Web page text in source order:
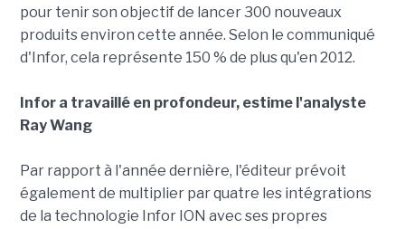
pour tenir son objectif de lancer 300 nouveaux
produits environ cette année. Selon le communiqué
d'Infor, cela représente 150 % de plus qu'en 2012.
Infor a travaillé en profondeur, estime l'analyste
Ray Wang
Par rapport à l'année dernière, l'éditeur prévoit
également de multiplier par quatre les intégrations
de la technologie Infor ION avec ses propres